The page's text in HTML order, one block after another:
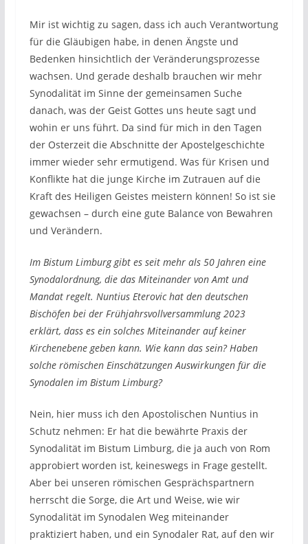
Mir ist wichtig zu sagen, dass ich auch Verantwortung
für die Gläubigen habe, in denen Ängste und
Bedenken hinsichtlich der Veränderungsprozesse
wachsen. Und gerade deshalb brauchen wir mehr
Synodalität im Sinne der gemeinsamen Suche
danach, was der Geist Gottes uns heute sagt und
wohin er uns führt. Da sind für mich in den Tagen
der Osterzeit die Abschnitte der Apostelgeschichte
immer wieder sehr ermutigend. Was für Krisen und
Konflikte hat die junge Kirche im Zutrauen auf die
Kraft des Heiligen Geistes meistern können! So ist sie
gewachsen – durch eine gute Balance von Bewahren
und Verändern.
Im Bistum Limburg gibt es seit mehr als 50 Jahren eine
Synodalordnung, die das Miteinander von Amt und
Mandat regelt. Nuntius Eterovic hat den deutschen
Bischöfen bei der Frühjahrsvollversammlung 2023
erklärt, dass es ein solches Miteinander auf keiner
Kirchenebene geben kann. Wie kann das sein? Haben
solche römischen Einschätzungen Auswirkungen für die
Synodalen im Bistum Limburg?
Nein, hier muss ich den Apostolischen Nuntius in
Schutz nehmen: Er hat die bewährte Praxis der
Synodalität im Bistum Limburg, die ja auch von Rom
approbiert worden ist, keineswegs in Frage gestellt.
Aber bei unseren römischen Gesprächspartnern
herrscht die Sorge, die Art und Weise, wie wir
Synodalität im Synodalen Weg miteinander
praktiziert haben, und ein Synodaler Rat, auf den wir